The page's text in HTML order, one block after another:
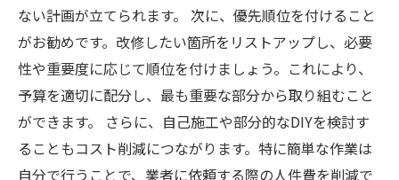
ない計画が立てられます。 次に、優先順位を付けること
がお勧めです。改修したい箇所をリストアップし、必要
性や重要度に応じて順位を付けましょう。これにより、
予算を適切に配分し、最も重要な部分から取り組むこと
ができます。 さらに、自己施工や部分的なDIYを検討す
ることもコスト削減につながります。特に簡単な作業は
自分で行うことで、業者に依頼する際の人件費を削減で